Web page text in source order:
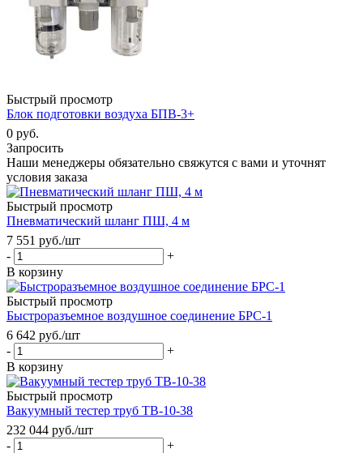
Быстрый просмотр
Блок подготовки воздуха БПВ-3+
0 руб.
Запросить
Наши менеджеры обязательно свяжутся с вами и уточнят
условия заказа
Быстрый просмотр
Пневматический шланг ПШ, 4 м
7 551 руб./шт
-
+
В корзину
Быстрый просмотр
Быстроразъемное воздушное соединение БРС-1
6 642 руб./шт
-
+
В корзину
Быстрый просмотр
Вакуумный тестер труб ТВ-10-38
232 044 руб./шт
-
+